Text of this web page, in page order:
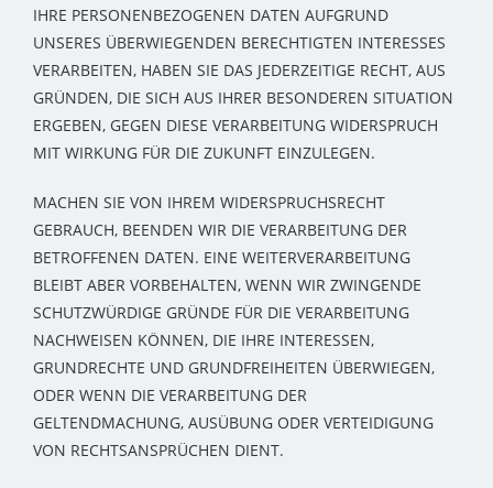
IHRE PERSONENBEZOGENEN DATEN AUFGRUND
UNSERES ÜBERWIEGENDEN BERECHTIGTEN INTERESSES
VERARBEITEN, HABEN SIE DAS JEDERZEITIGE RECHT, AUS
GRÜNDEN, DIE SICH AUS IHRER BESONDEREN SITUATION
ERGEBEN, GEGEN DIESE VERARBEITUNG WIDERSPRUCH
MIT WIRKUNG FÜR DIE ZUKUNFT EINZULEGEN.
MACHEN SIE VON IHREM WIDERSPRUCHSRECHT
GEBRAUCH, BEENDEN WIR DIE VERARBEITUNG DER
BETROFFENEN DATEN. EINE WEITERVERARBEITUNG
BLEIBT ABER VORBEHALTEN, WENN WIR ZWINGENDE
SCHUTZWÜRDIGE GRÜNDE FÜR DIE VERARBEITUNG
NACHWEISEN KÖNNEN, DIE IHRE INTERESSEN,
GRUNDRECHTE UND GRUNDFREIHEITEN ÜBERWIEGEN,
ODER WENN DIE VERARBEITUNG DER
GELTENDMACHUNG, AUSÜBUNG ODER VERTEIDIGUNG
VON RECHTSANSPRÜCHEN DIENT.